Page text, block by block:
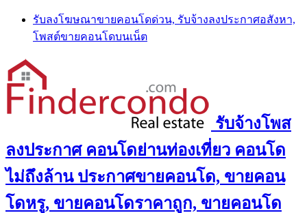
Skip
content
รับลงโฆษณาขายคอนโดด่วน, รับจ้างลงประกาศอสังหา,
โพสต์ขายคอนโดบนเน็ต
รับจ้างโพส
ลงประกาศ คอนโดย่านท่องเที่ยว คอนโด
ไม่ถึงล้าน ประกาศขายคอนโด, ขายคอน
โดหรู, ขายคอนโดราคาถูก, ขายคอนโด